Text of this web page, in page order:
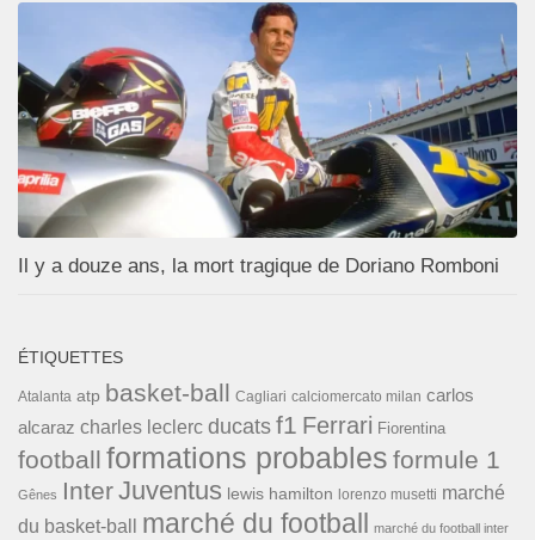
Il y a douze ans, la mort tragique de Doriano Romboni
ÉTIQUETTES
Atalanta atp basket-ball Cagliari calciomercato milan carlos
alcaraz charles leclerc ducats f1 Ferrari Fiorentina
football formations probables formule 1
Gênes InterJuventus lewis hamilton lorenzo musetti marché
du basket-ball
marché du football marché du football inter